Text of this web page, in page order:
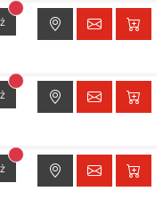
Brak dostępu do lokalizacji
Brak dostępu do lokalizacji
Brak dostępu do lokalizacji